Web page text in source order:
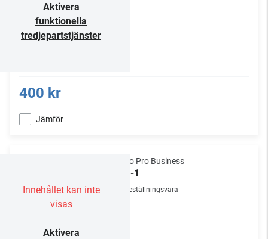
Aktivera
funktionella
tredjepartstjänster
400 kr
Jämför
Innehållet kan inte
visas
Aktivera
Audio Pro Business
VOL-1
Beställningsvara